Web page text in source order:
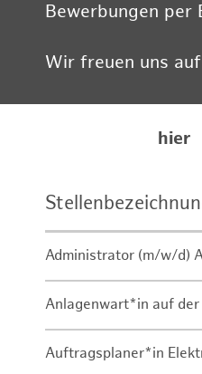
Bewerbungen per
Wir freuen uns
hier
Administrator (m/w/d)
Anlagenwart*in auf der
Auftragsplaner*in